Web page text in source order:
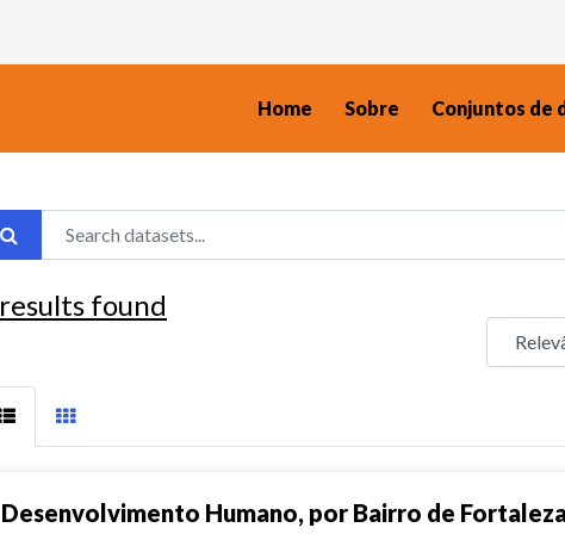
Home Sobre Conjuntos de
results found
Desenvolvimento Humano, por Bairro de